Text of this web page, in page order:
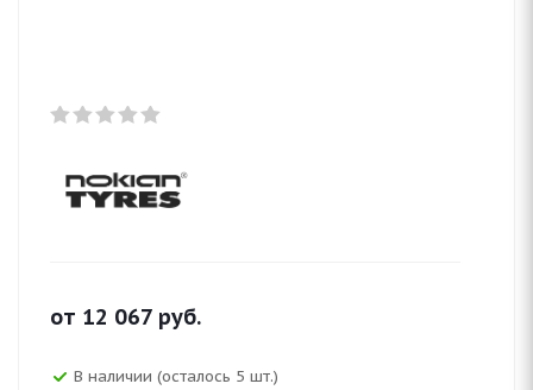
от 12 067 руб.
В наличии (осталось 5 шт.)